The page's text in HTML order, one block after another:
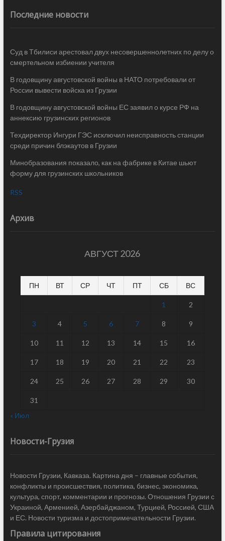
Последние новости
Суд в Тбилиси арестовал двух несовершеннолетних по делу о
смертельном избиении учителя
В годовщину августовской войны в НАТО потребовали от
России вывести войска из Грузии
В годовщину августовской войны ЕС заявил о курсе РФ на
аннексию грузинских регионов
Техдиректор Ингури ГЭС исключил неисправность станции
среди причин блэкаутов в Грузии
Минобразования показало, как на фабрике в Китае шьют
форму для грузинских школьников
RSS
Архив
АВГУСТ 2026
ПН ВТ СР ЧТ ПТ СБ ВС
1 2
3 4 5 6 7 8 9
10 11 12 13 14 15 16
17 18 19 20 21 22 23
24 25 26 27 28 29 30
31
« Июл
Новости-Грузия
Новости Грузии, Кавказа. Картина дня – главные события,
конфликты и происшествия, политика, бизнес, экономика,
культура, спорт, комментарии и прогнозы. Отношения Грузии с
Украиной, Арменией, Азербайджаном, Турцией, Россией, США
и ЕС. Новости туризма и достопримечательности Грузии.
Правила цитирования